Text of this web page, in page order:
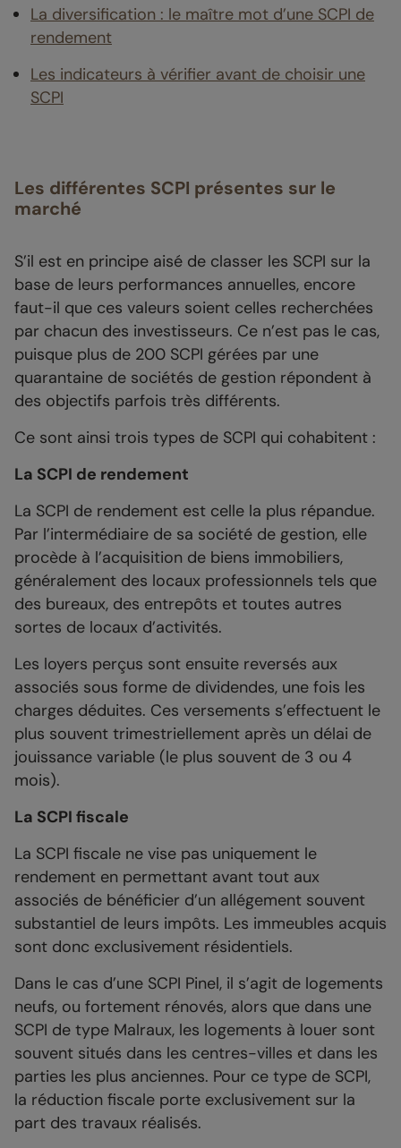
La diversification : le maître mot d’une SCPI de
rendement
Les indicateurs à vérifier avant de choisir une
SCPI
Les différentes SCPI présentes sur le
marché
S’il est en principe aisé de classer les SCPI sur la
base de leurs performances annuelles, encore
faut-il que ces valeurs soient celles recherchées
par chacun des investisseurs. Ce n’est pas le cas,
puisque plus de 200 SCPI gérées par une
quarantaine de sociétés de gestion répondent à
des objectifs parfois très différents.
Ce sont ainsi trois types de SCPI qui cohabitent :
La SCPI de rendement
La SCPI de rendement est celle la plus répandue.
Par l’intermédiaire de sa société de gestion, elle
procède à l’acquisition de biens immobiliers,
généralement des locaux professionnels tels que
des bureaux, des entrepôts et toutes autres
sortes de locaux d’activités.
Les loyers perçus sont ensuite reversés aux
associés sous forme de dividendes, une fois les
charges déduites. Ces versements s’effectuent le
plus souvent trimestriellement après un délai de
jouissance variable (le plus souvent de 3 ou 4
mois).
La SCPI fiscale
La SCPI fiscale ne vise pas uniquement le
rendement en permettant avant tout aux
associés de bénéficier d’un allégement souvent
substantiel de leurs impôts. Les immeubles acquis
sont donc exclusivement résidentiels.
Dans le cas d’une SCPI Pinel, il s’agit de logements
neufs, ou fortement rénovés, alors que dans une
SCPI de type Malraux, les logements à louer sont
souvent situés dans les centres-villes et dans les
parties les plus anciennes. Pour ce type de SCPI,
la réduction fiscale porte exclusivement sur la
part des travaux réalisés.